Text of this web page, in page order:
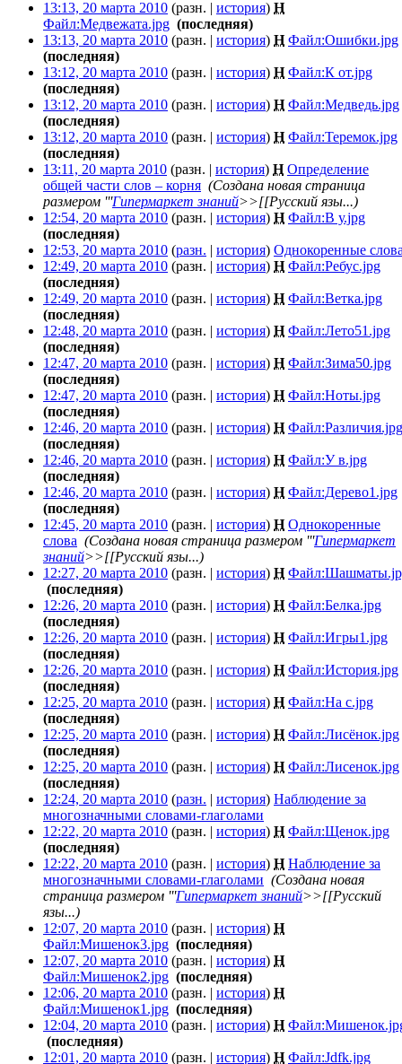
13:13, 20 марта 2010 (разн. | история) Н
Файл:Медвежата.jpg (последняя)
13:13, 20 марта 2010 (разн. | история) Н Файл:Ошибки.jpg
(последняя)
13:12, 20 марта 2010 (разн. | история) Н Файл:К от.jpg
(последняя)
13:12, 20 марта 2010 (разн. | история) Н Файл:Медведь.jpg
(последняя)
13:12, 20 марта 2010 (разн. | история) Н Файл:Теремок.jpg
(последняя)
13:11, 20 марта 2010 (разн. | история) Н Определение
общей части слов – корня (Создана новая страница
размером '''Гипермаркет знаний>>[[Русский язы...)
12:54, 20 марта 2010 (разн. | история) Н Файл:В у.jpg
(последняя)
12:53, 20 марта 2010 (разн. | история) Однокоренные
12:49, 20 марта 2010 (разн. | история) Н Файл:Ребус.jpg
(последняя)
12:49, 20 марта 2010 (разн. | история) Н Файл:Ветка.jpg
(последняя)
12:48, 20 марта 2010 (разн. | история) Н Файл:Лето51.jpg
(последняя)
12:47, 20 марта 2010 (разн. | история) Н Файл:Зима50.jpg
(последняя)
12:47, 20 марта 2010 (разн. | история) Н Файл:Ноты.jpg
(последняя)
12:46, 20 марта 2010 (разн. | история) Н Файл:Различия.jpg
(последняя)
12:46, 20 марта 2010 (разн. | история) Н Файл:У в.jpg
(последняя)
12:46, 20 марта 2010 (разн. | история) Н Файл:Дерево1.jpg
(последняя)
12:45, 20 марта 2010 (разн. | история) Н Однокоренные
слова (Создана новая страница размером '''Гипермаркет
знаний>>[[Русский язы...)
12:27, 20 марта 2010 (разн. | история) Н
(последняя)
12:26, 20 марта 2010 (разн. | история) Н Файл:Белка.jpg
(последняя)
12:26, 20 марта 2010 (разн. | история) Н Файл:Игры1.jpg
(последняя)
12:26, 20 марта 2010 (разн. | история) Н Файл:История.jpg
(последняя)
12:25, 20 марта 2010 (разн. | история) Н Файл:На с.jpg
(последняя)
12:25, 20 марта 2010 (разн. | история) Н Файл:Лисёнок.jpg
(последняя)
12:25, 20 марта 2010 (разн. | история) Н Файл:Лисенок.jpg
(последняя)
12:24, 20 марта 2010 (разн. | история) Наблюдение за
многозначными словами-глаголами
12:22, 20 марта 2010 (разн. | история) Н Файл:Щенок.jpg
(последняя)
12:22, 20 марта 2010 (разн. | история) Н Наблюдение за
многозначными словами-глаголами (Создана новая
страница размером '''Гипермаркет знаний>>[[Русский
язы...)
12:07, 20 марта 2010 (разн. | история) Н
Файл:Мишенок3.jpg (последняя)
12:07, 20 марта 2010 (разн. | история) Н
Файл:Мишенок2.jpg (последняя)
12:06, 20 марта 2010 (разн. | история) Н
Файл:Мишенок1.jpg (последняя)
12:04, 20 марта 2010 (разн. | история) Н
(последняя)
12:01, 20 марта 2010 (разн. | история) Н Файл:Jdfk.jpg